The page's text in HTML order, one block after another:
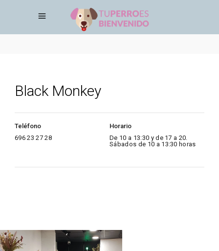
Black Monkey
Teléfono
696 23 27 28
Horario
De 10 a 13:30 y de 17 a 20.
Sábados de 10 a 13:30 horas